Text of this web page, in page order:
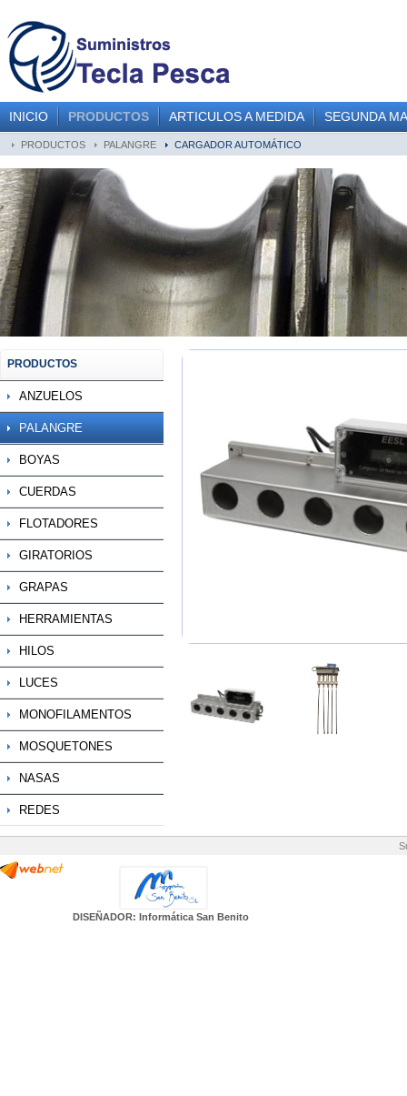
INICIO PRODUCTOS ARTICULOS A MEDIDA SEGUNDA
PRODUCTOS PALANGRE CARGADOR AUTOMÁTICO
PRODUCTOS
ANZUELOS
PALANGRE
BOYAS
CUERDAS
FLOTADORES
GIRATORIOS
GRAPAS
HERRAMIENTAS
HILOS
LUCES
MONOFILAMENTOS
MOSQUETONES
NASAS
REDES
DISEÑADOR: Informática San Benito